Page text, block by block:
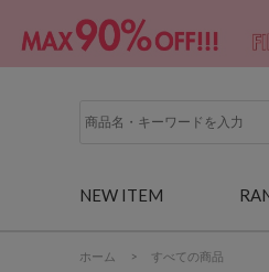
NEW ITEM
ホーム > すべての商品